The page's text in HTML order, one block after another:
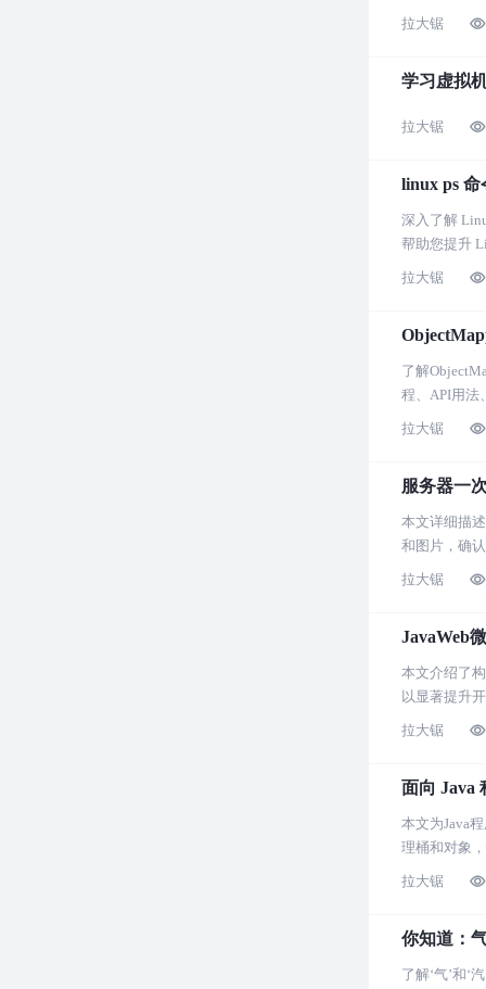
拉大锯
学习虚拟
拉大锯
linux ps
深入了解
帮助您提升
拉大锯
了解
程、API用法
拉大锯
服务器一
本文详细描
和图片，确
系统维护具
拉大锯
JavaWeb
本文介绍了
以显著提升
拉大锯
面向 Java
本文为Java
理桶和对象
拉大锯
你知道：
了解‘气’和‘